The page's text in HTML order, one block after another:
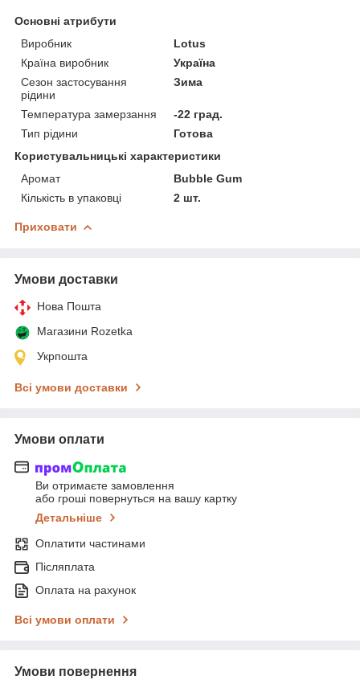
Основні атрибути
Виробник
Lotus
Країна виробник
Україна
Сезон застосування
рідини
Зима
Температура замерзання
-22 град.
Тип рідини
Готова
Користувальницькі характеристики
Аромат
Bubble Gum
Кількість в упаковці
2 шт.
Приховати
Умови доставки
Нова Пошта
Магазини Rozetka
Укрпошта
Всі умови доставки
Умови оплати
Ви отримаєте замовлення
або гроші повернуться на вашу картку
Детальніше
Оплатити частинами
Післяплата
Оплата на рахунок
Всі умови оплати
Умови повернення